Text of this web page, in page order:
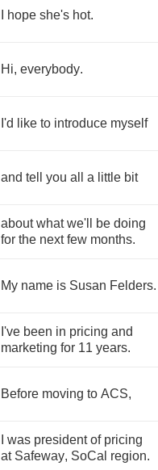
hope she's hot.
Hi, everybody.
I'd like to introduce myself
and tell you all a little bit
about what we'll be doing
for the next few months.
My name is Susan Felders.
I've been in pricing and
marketing for 11 years.
Before moving to ACS,
was president of pricing
at Safeway, SoCal region.